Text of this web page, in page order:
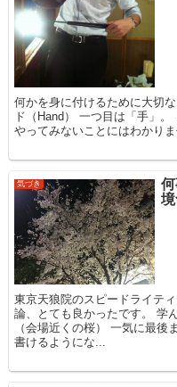
何かを身に付けるために大切
ド（Hand） 一つ目は「手」
やってみないことにはわかり
気づき
境
東京天狼院のスピードライテ
論、とても良かったです。 学
（会場近くの桜） 一気に最後
書けるようにな...